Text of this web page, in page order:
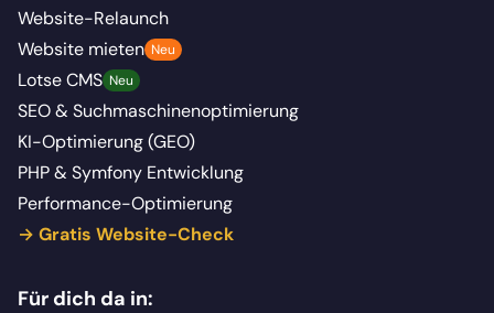
Website-Relaunch
Website mieten Neu
Lotse CMS Neu
SEO & Suchmaschinenoptimierung
KI-Optimierung (GEO)
PHP & Symfony Entwicklung
Performance-Optimierung
→ Gratis Website-Check
Für dich da in: